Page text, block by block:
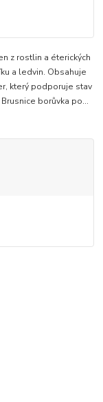
z rostlin a éterických
a ledvin. Obsahuje
který podporuje stav
borůvka po...